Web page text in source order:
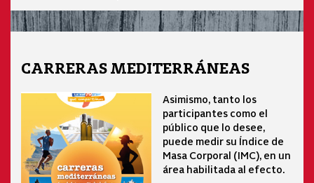
CARRERAS MEDITERRÁNEAS
Asimismo, tanto los
participantes como el
público que lo desee,
puede medir su Índice de
Masa Corporal (IMC), en un
área habilitada al efecto.